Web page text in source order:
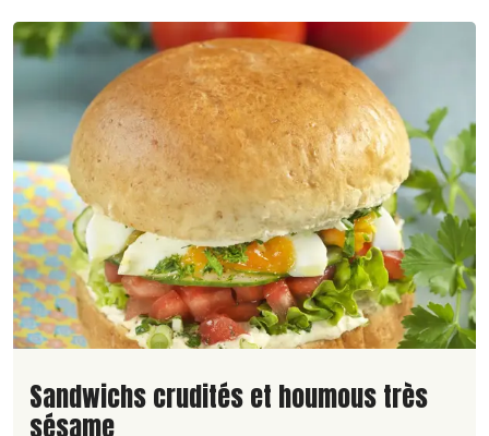
Lire la suite de la recette
Sandwichs crudités et houmous très
sésame